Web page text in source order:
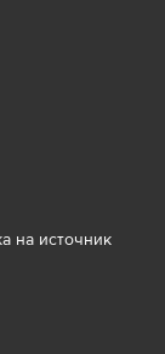
на источник